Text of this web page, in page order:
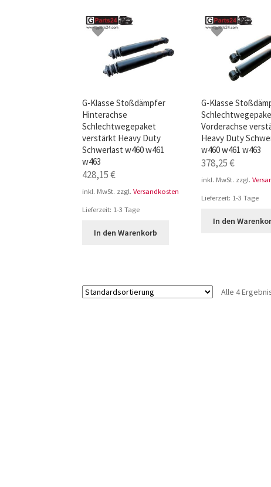
TOP-Seller: G-Klasse Trittbretter schwarz für
Impressum
G-Klasse Stoßdämpfer
Hinterachse
Schlechtwegepaket
verstärkt Heavy Duty
Schwerlast w460 w461
w463
428,15€
inkl. MwSt. zzgl.Versandkosten
Lieferzeit: 1-3 Tage
In den Warenkorb
G-Klasse
Vorderachse
Heavy Duty
w460 w461 w463
378,25€
inkl. MwSt. zzgl.
Lieferzeit: 1-3 Tage
In den
Alle 4